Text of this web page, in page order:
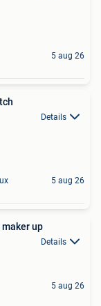
5 aug 26
Stitch
Details
5 aug 26
up
Details
5 aug 26